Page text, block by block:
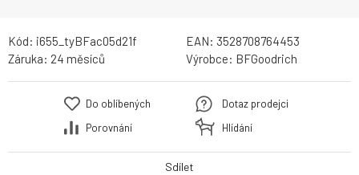
Kód: i655_tyBFac05d21f EAN: 3528708764453
Záruka: 24 měsíců Výrobce: BFGoodrich
Do oblíbených
Porovnání
Dotaz prodejci
Hlídání
Sdílet